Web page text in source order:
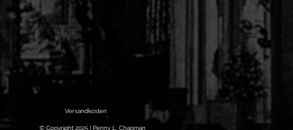
Versandkosten
© Copyright 2025 | Penny L. Chapman